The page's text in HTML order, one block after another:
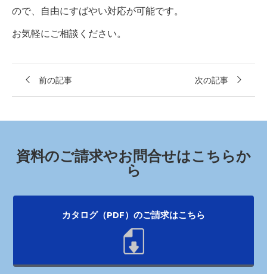
ので、自由にすばやい対応が可能です。
お気軽にご相談ください。
前の記事 次の記事
資料のご請求やお問合せはこちらか
ら
カタログ（PDF）のご請求はこちら